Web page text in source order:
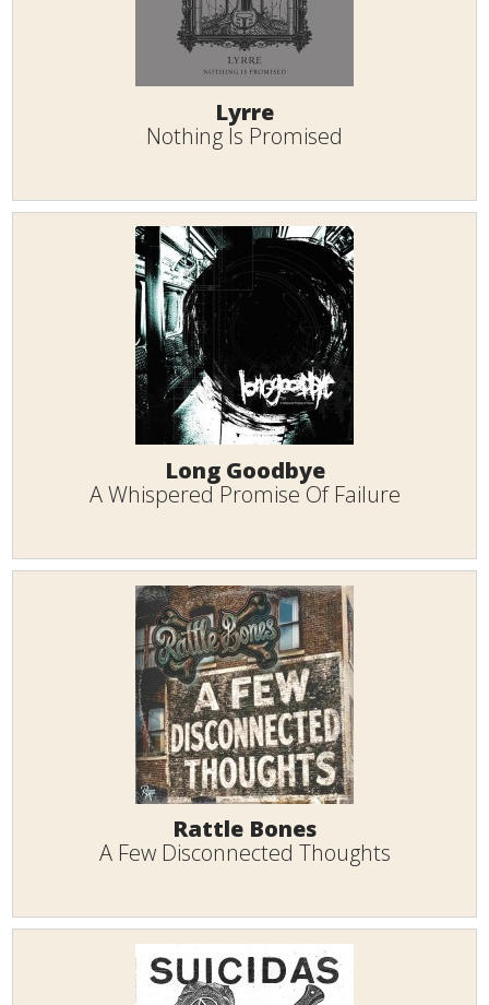
Lyrre
Nothing Is Promised
Long Goodbye
A Whispered Promise Of Failure
Rattle Bones
A Few Disconnected Thoughts